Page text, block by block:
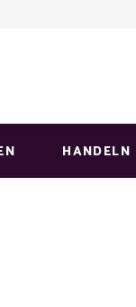
HANDELN